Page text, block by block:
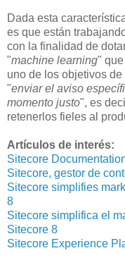
Dada esta
es que están
con la finalidad de
"machine learning"
uno de los objetivos
"enviar el aviso
momento justo", es
retenerlos fieles al
Artículos de interés:
Sitecore
Sitecore, gestor de
Sitecore simplifies
8
Sitecore simplifica el
Sitecore 8
Sitecore Experience